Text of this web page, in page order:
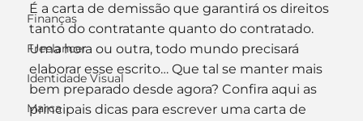
Finanças
Freelancer
Identidade Visual
Marca
É a carta de demissão que garantirá os direitos
tanto do contratante quanto do contratado.
Uma hora ou outra, todo mundo precisará
elaborar esse escrito… Que tal se manter mais
bem preparado desde agora? Confira aqui as
principais dicas para escrever uma carta de